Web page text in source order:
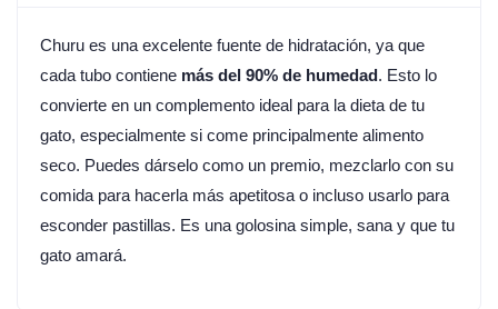
Churu es una excelente fuente de hidratación, ya que
cada tubo contiene más del 90% de humedad. Esto lo
convierte en un complemento ideal para la dieta de tu
gato, especialmente si come principalmente alimento
seco. Puedes dárselo como un premio, mezclarlo con su
comida para hacerla más apetitosa o incluso usarlo para
esconder pastillas. Es una golosina simple, sana y que tu
gato amará.